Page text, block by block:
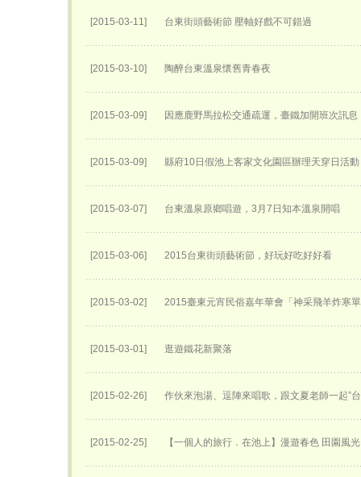
[2015-03-11] 台東街頭藝術節 壓軸好戲不可錯過
[2015-03-10] 陶醉台東溫泉懷舊青春夜
[2015-03-09] 因應鹿野馬拉松交通疏運，臺鐵加開班次訊息
[2015-03-09] 縣府10日假池上客家文化園區辦理天穿日活動
[2015-03-07] 台東溫泉原鄉唱遊，3月7日知本溫泉開唱
[2015-03-06] 2015台東街頭藝術節，好玩好吃好好看
[2015-03-02] 2015臺東元宵民俗嘉年華會「神采飛羊炸寒
[2015-03-01] 逛遊鐵花新聚落
[2015-02-26] 作伙來泡湯、逗陣來唱歌，跟文夏老師一起”
[2015-02-25] 【一個人的旅行．在池上】漫遊春色 田園風光